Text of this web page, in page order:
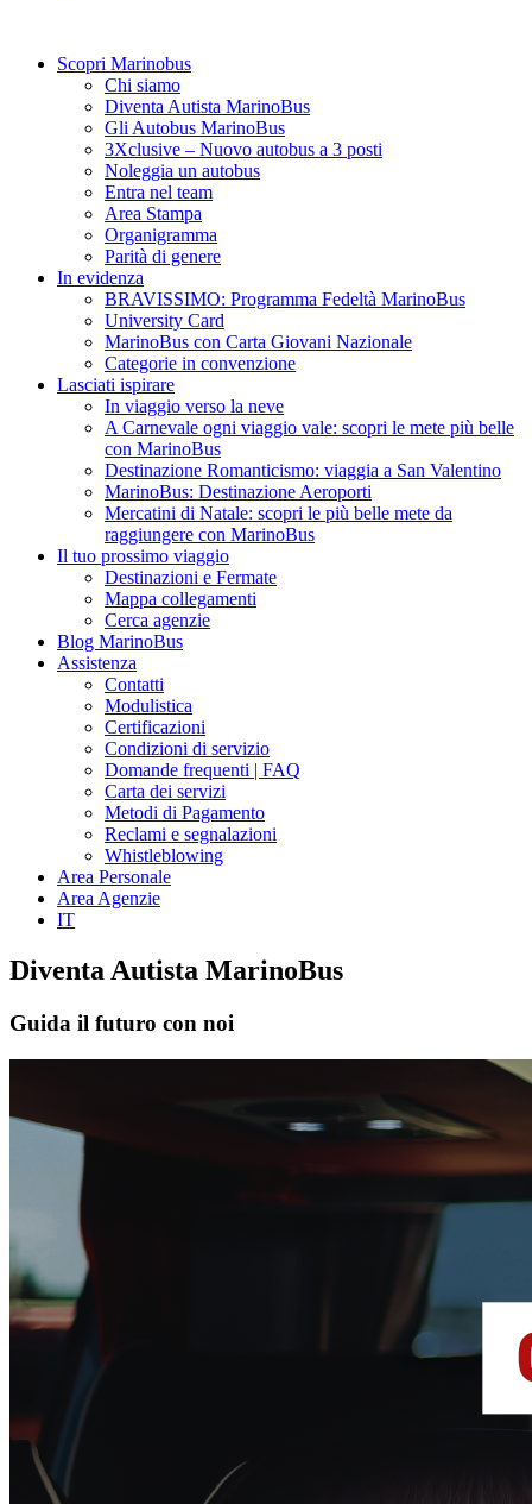
Scopri Marinobus
Chi siamo
Diventa Autista MarinoBus
Gli Autobus MarinoBus
3Xclusive – Nuovo autobus a 3 posti
Noleggia un autobus
Entra nel team
Area Stampa
Organigramma
Parità di genere
In evidenza
BRAVISSIMO: Programma Fedeltà MarinoBus
University Card
MarinoBus con Carta Giovani Nazionale
Categorie in convenzione
Lasciati ispirare
In viaggio verso la neve
A Carnevale ogni viaggio vale: scopri le mete più belle
con MarinoBus
Destinazione Romanticismo: viaggia a San Valentino
MarinoBus: Destinazione Aeroporti
Mercatini di Natale: scopri le più belle mete da
raggiungere con MarinoBus
Il tuo prossimo viaggio
Destinazioni e Fermate
Mappa collegamenti
Cerca agenzie
Blog MarinoBus
Assistenza
Contatti
Modulistica
Certificazioni
Condizioni di servizio
Domande frequenti | FAQ
Carta dei servizi
Metodi di Pagamento
Reclami e segnalazioni
Whistleblowing
Area Personale
Area Agenzie
IT
Diventa Autista MarinoBus
Guida il futuro con noi